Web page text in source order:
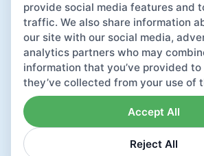
provide social media features and
traffic. We also share information
our site with our social media,
analytics partners who may
information that you’ve provided
they’ve collected from your use of
Reject All
Accept All